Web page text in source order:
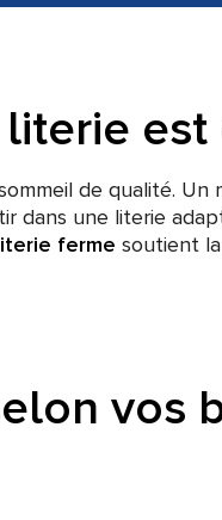
est
de qualité.
dans une literie
ferme soutient
vos